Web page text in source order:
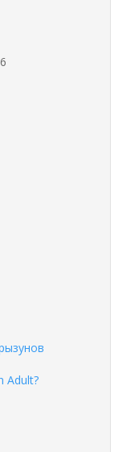
Adult?